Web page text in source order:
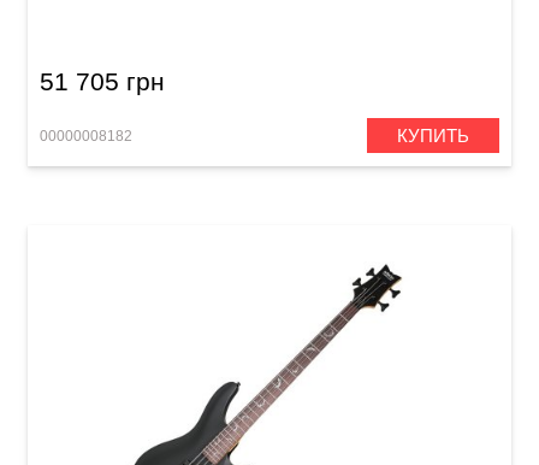
51 705 грн
00000008182 КУПИТЬ